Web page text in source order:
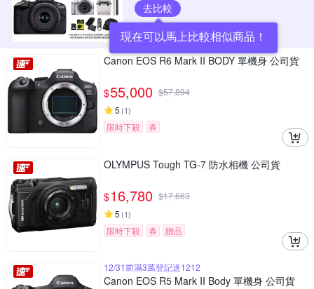
去比較
現在可以馬上比較相似商品！
Canon EOS R6 Mark II BODY 單機身 公司貨
$55,000 $57,894
5 (1)
限時下殺 券
OLYMPUS Tough TG-7 防水相機 公司貨
$16,780 $17,663
5 (1)
限時下殺 券 贈品
12/31前滿3萬登記送1212
Canon EOS R5 Mark II Body 單機身 公司貨